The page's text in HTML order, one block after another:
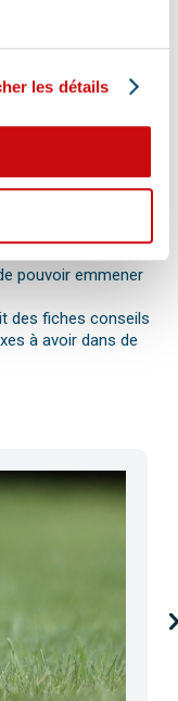
les détails
les
compagnie ne va
d’une urgence pour
épillet, d’une
d’une intoxication
torsion de
infection
pouvoir emmener
des fiches conseils
à avoir dans de